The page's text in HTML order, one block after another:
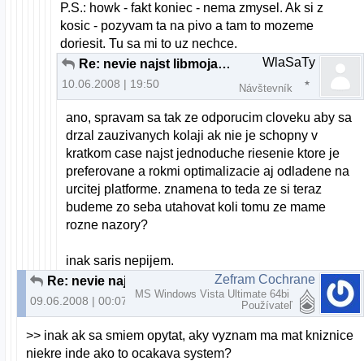
P.S.: howk - fakt koniec - nema zmysel. Ak si z
kosic - pozyvam ta na pivo a tam to mozeme
doriesit. Tu sa mi to uz nechce.
Re: nevie najst libmojakniznica.so v akt. adresari
10.06.2008 | 19:50
WlaSaTy
Návštevník
ano, spravam sa tak ze odporucim cloveku aby sa
drzal zauzivanych kolaji ak nie je schopny v
kratkom case najst jednoduche riesenie ktore je
preferovane a rokmi optimalizacie aj odladene na
urcitej platforme. znamena to teda ze si teraz
budeme zo seba utahovat koli tomu ze mame
rozne nazory?
inak saris nepijem.
Re: nevie najst libmojakniznica.so v akt. adresari
09.06.2008 | 00:07
Zefram Cochrane
MS Windows Vista Ultimate 64bi
Používateľ
>> inak ak sa smiem opytat, aky vyznam ma mat kniznice
niekre inde ako to ocakava system?